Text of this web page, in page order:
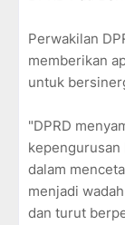
Perwakilan
memberikan
untuk
"DPRD
kepengurusan
dalam
menjadi
dan turut